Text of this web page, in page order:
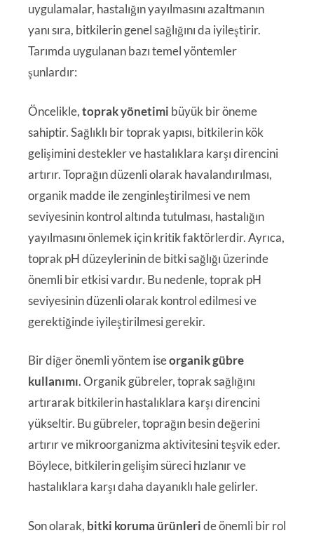
uygulamalar, hastalığın yayılmasını azaltmanın
yanı sıra, bitkilerin genel sağlığını da iyileştirir.
Tarımda uygulanan bazı temel yöntemler
şunlardır:
Öncelikle,toprak yönetimi büyük bir öneme
sahiptir. Sağlıklı bir toprak yapısı, bitkilerin kök
gelişimini destekler ve hastalıklara karşı direncini
artırır. Toprağın düzenli olarak havalandırılması,
organik madde ile zenginleştirilmesi ve nem
seviyesinin kontrol altında tutulması, hastalığın
yayılmasını önlemek için kritik faktörlerdir. Ayrıca,
toprak pH düzeylerinin de bitki sağlığı üzerinde
önemli bir etkisi vardır. Bu nedenle, toprak pH
seviyesinin düzenli olarak kontrol edilmesi ve
gerektiğinde iyileştirilmesi gerekir.
Bir diğer önemli yöntem iseorganik gübre
kullanımı. Organik gübreler, toprak sağlığını
artırarak bitkilerin hastalıklara karşı direncini
yükseltir. Bu gübreler, toprağın besin değerini
artırır ve mikroorganizma aktivitesini teşvik eder.
Böylece, bitkilerin gelişim süreci hızlanır ve
hastalıklara karşı daha dayanıklı hale gelirler.
Son olarak, bitki koruma ürünleride önemli bir rol